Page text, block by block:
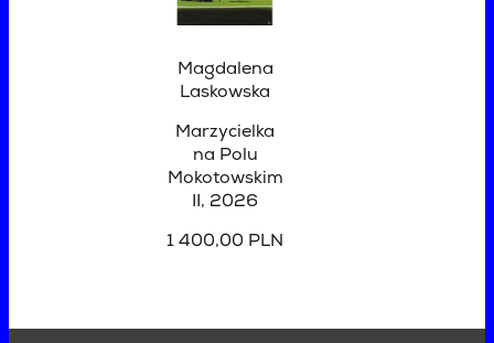
Magdalena
Laskowska
Marzycielka
na Polu
Mokotowskim
II, 2026
1 400,00 PLN